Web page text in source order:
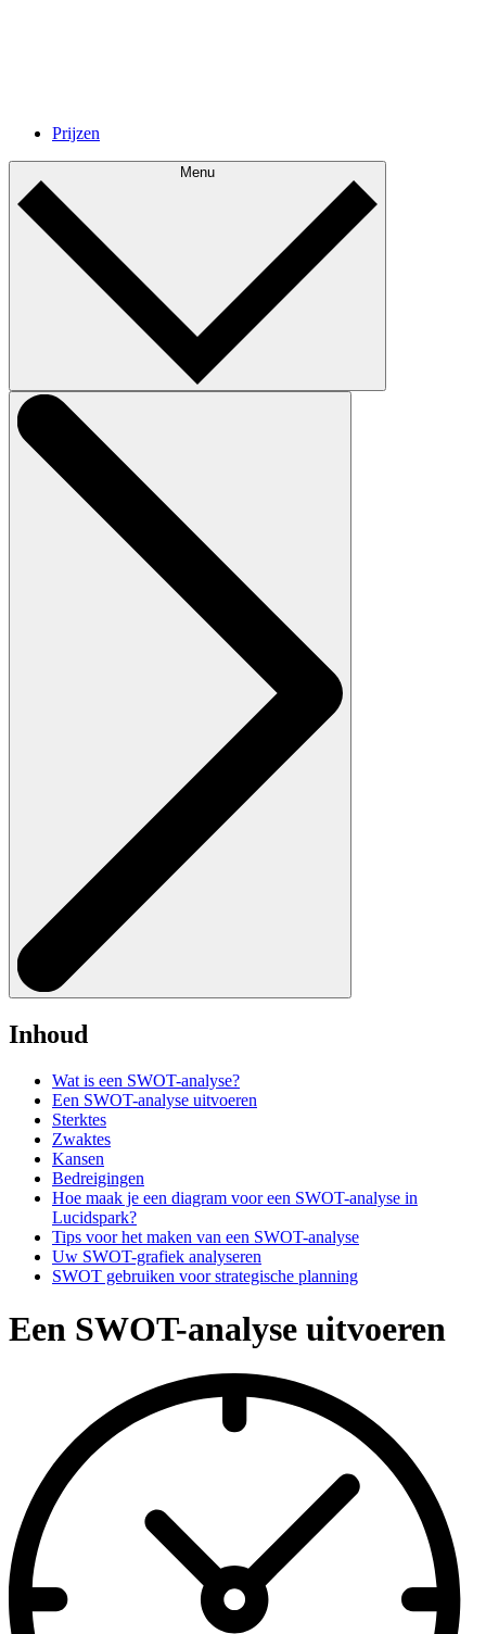
Prijzen
Menu
Inhoud
Wat is een SWOT-analyse?
Een SWOT-analyse uitvoeren
Sterktes
Zwaktes
Kansen
Bedreigingen
Hoe maak je een diagram voor een SWOT-analyse in
Lucidspark?
Tips voor het maken van een SWOT-analyse
Uw SWOT-grafiek analyseren
SWOT gebruiken voor strategische planning
Een SWOT-analyse uitvoeren